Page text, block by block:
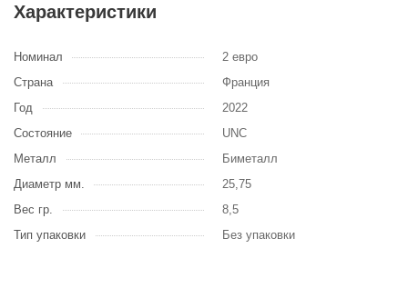
Характеристики
Номинал
2 евро
Страна
Франция
Год
2022
Состояние
UNC
Металл
Биметалл
Диаметр мм.
25,75
Вес гр.
8,5
Тип упаковки
Без упаковки